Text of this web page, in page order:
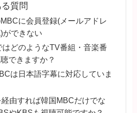
質問
に会員登録(メールアドレ
ができない
はどのようなTV番組・音楽番
できますか？
は日本語字幕に対応していま
由すれば韓国MBCだけでな